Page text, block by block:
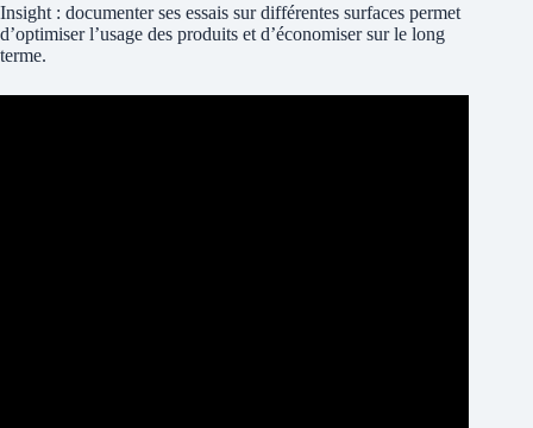
Insight : documenter ses essais sur différentes surfaces permet
d’optimiser l’usage des produits et d’économiser sur le long
terme.